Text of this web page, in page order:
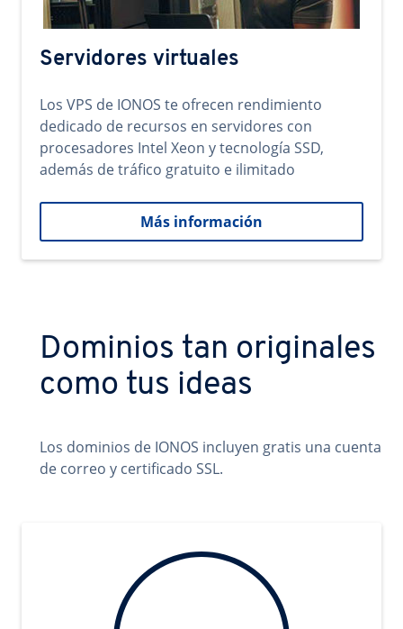
Servidores virtuales
Los VPS de IONOS te ofrecen rendimiento
dedicado de recursos en servidores con
procesadores Intel Xeon y tecnología SSD,
además de tráfico gratuito e ilimitado
Más información
Dominios tan originales
como tus ideas
Los dominios de IONOS incluyen gratis una cuenta
de correo y certificado SSL.